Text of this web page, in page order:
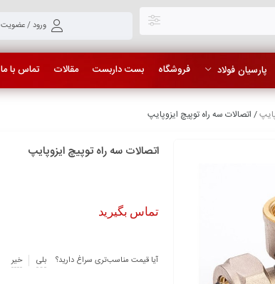
ورود / عضویت
پارسیان فولاد فروشگاه بست داربست مقالات تماس با ما
/ اتصالات ﺳﻪ راه ﺗﻮﭘﯿﭻ ایزوپایپ
اتصالات ﺳﻪ راه ﺗﻮﭘﯿﭻ ایزوپایپ
تماس بگیرید
آیا قیمت مناسب‌تری سراغ دارید؟ بلی خیر